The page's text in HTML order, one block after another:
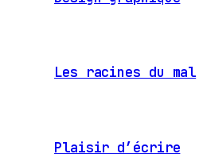
Les racines du mal
Plaisir d’écrire